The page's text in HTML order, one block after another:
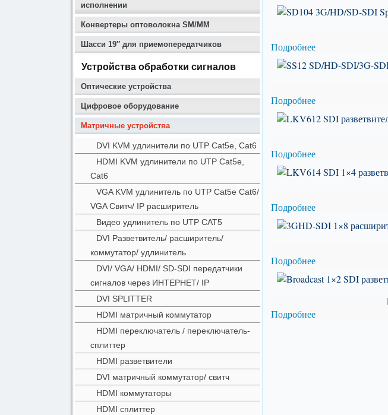
исполнении
Конвертеры оптоволокна SM/MM
Шасси 19″ для приемопередатчиков
Устройства обработки сигналов
Оптические устройства
Цифровое оборудование
Матричные устройства
DVI KVM удлинители по UTP Cat5e, Cat6
HDMI KVM удлинители по UTP Cat5e,
Cat6
VGA KVM удлинитель по UTP Cat5e Cat6/
VGA Свитч/ IP расширитель
Видео удлинитель по UTP CAT5
DVI Разветвитель/ расширитель/
коммутатор/ удлинитель
DVI/ VGA/ HDMI/ SD-SDI передатчики
сигналов через ИНТЕРНЕТ/ IP
DVI SPLITTER
HDMI матричный коммутатор
HDMI переключатель / переключатель-
сплиттер
HDMI разветвители
DVI матричный коммутатор/ свитч
HDMI коммутаторы
HDMI сплиттер
Подробнее
Подробнее
Подробнее
Подробнее
Подробнее
Подробнее